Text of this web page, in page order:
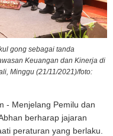
gong sebagai tanda
Keuangan dan Kinerja di
Minggu (21/11/2021)/foto:
- Menjelang Pemilu dan
berharap jajaran
peraturan yang berlaku.